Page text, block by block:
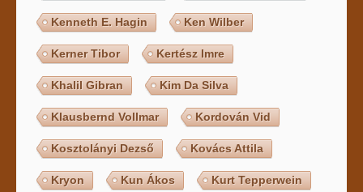
Kenneth E. Hagin Ken Wilber
Kerner Tibor Kertész Imre
Khalil Gibran Kim Da Silva
Klausbernd Vollmar Kordován Vid
Kosztolányi Dezső Kovács Attila
Kryon Kun Ákos Kurt Tepperwein